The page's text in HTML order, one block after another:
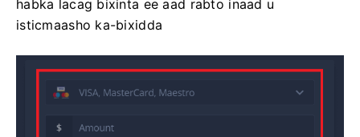
3. Halkaas, waa inaad gelisaa dhammaan xogta
isticmaasho ka-bixidda